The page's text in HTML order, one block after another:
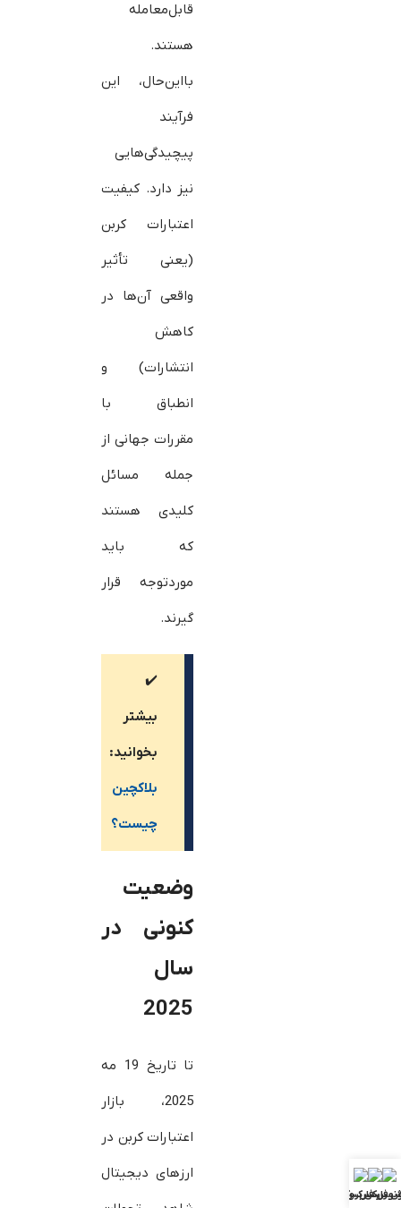
قابل‌معامله
هستند.
بااین‌حال، این
فرآیند
پیچیدگی‌هایی
نیز دارد. کیفیت
اعتبارات کربن
(یعنی تأثیر
واقعی آن‌ها در
کاهش
انتشارات) و
انطباق با
مقررات جهانی از
جمله مسائل
کلیدی هستند
که باید
موردتوجه قرار
گیرند.
✔️
بیشتر
بخوانید:
بلاکچین
چیست؟
وضعیت
کنونی در
سال
2025
تا تاریخ 19 مه
2025، بازار
اعتبارات کربن در
ارزهای دیجیتال
فارکس
فارکس
بررسی بروکرها